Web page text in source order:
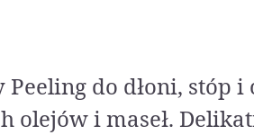
do dłoni, stóp
olejów i maseł.